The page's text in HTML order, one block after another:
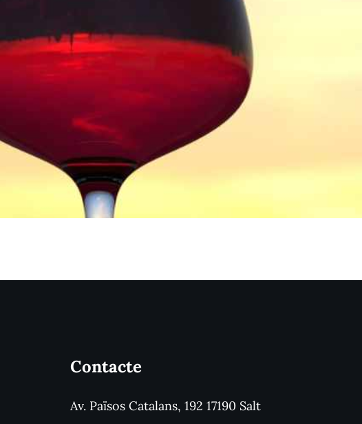
Contacte
Av. Països Catalans, 192 17190 Salt